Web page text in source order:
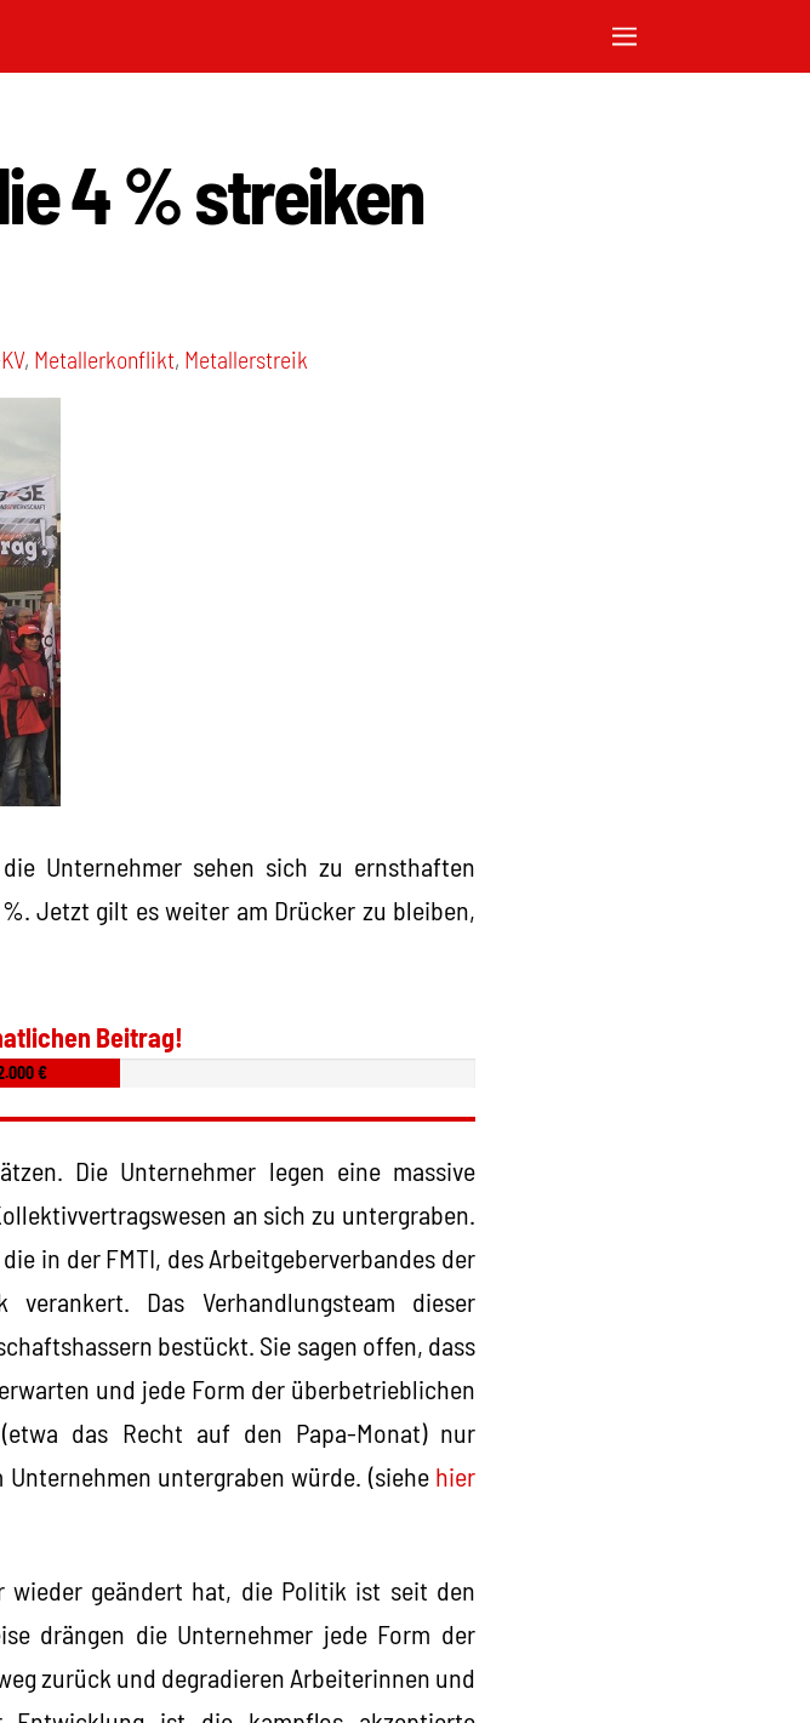
4 % streiken
, Metallerkonflikt, Metallerstreik
Unternehmer sehen sich zu ernsthaften
Jetzt gilt es weiter am Drücker zu bleiben,
Beitrag!
€
Die Unternehmer legen eine massive
an sich zu untergraben.
in der FMTI, des Arbeitgeberverbandes der
Das Verhandlungsteam dieser
bestückt. Sie sagen offen, dass
und jede Form der überbetrieblichen
das Recht auf den Papa-Monat) nur
untergraben würde. (siehe hier
wieder geändert hat, die Politik ist seit den
drängen die Unternehmer jede Form der
zurück und degradieren Arbeiterinnen und